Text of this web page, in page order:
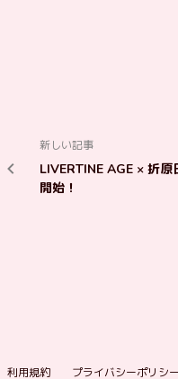
新しい記事
LIVERTINE AGE × 折
開始！
利用規約 プライバシーポリシー